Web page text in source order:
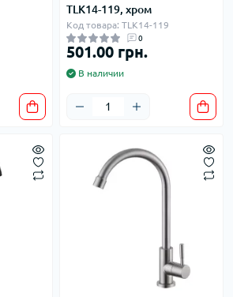
TLK14-119, хром
Код товара: TLK14-119
0
501.00 грн.
В наличии